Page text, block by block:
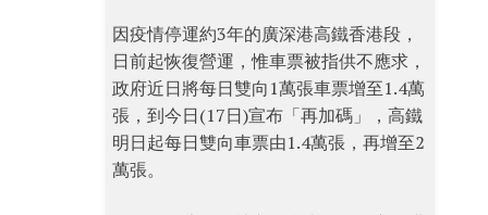
因疫情停運約3年的廣深港高鐵香港段，
日前起恢復營運，惟車票被指供不應求，
政府近日將每日雙向1萬張車票增至1.4萬
張，到今日(17日)宣布「再加碼」，高鐵
明日起每日雙向車票由1.4萬張，再增至2
萬張。